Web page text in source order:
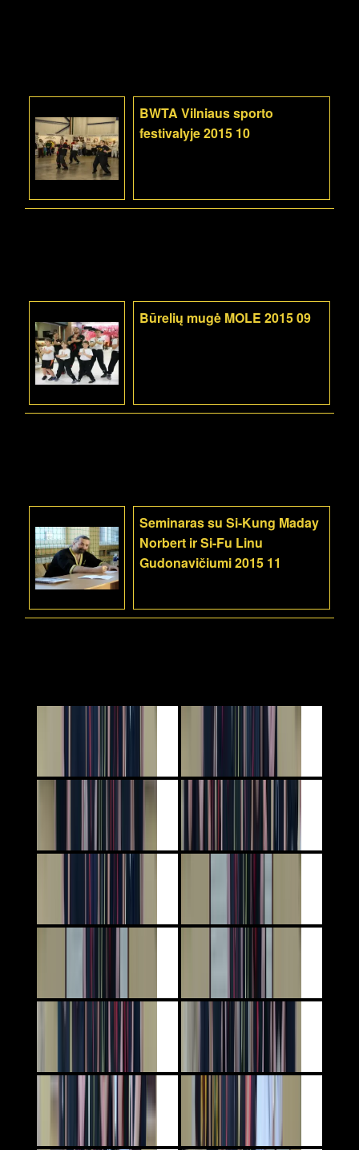
BWTA Vilniaus sporto
festivalyje 2015 10
Būrelių mugė MOLE 2015 09
Seminaras su Si-Kung Maday
Norbert ir Si-Fu Linu
Gudonavičiumi 2015 11